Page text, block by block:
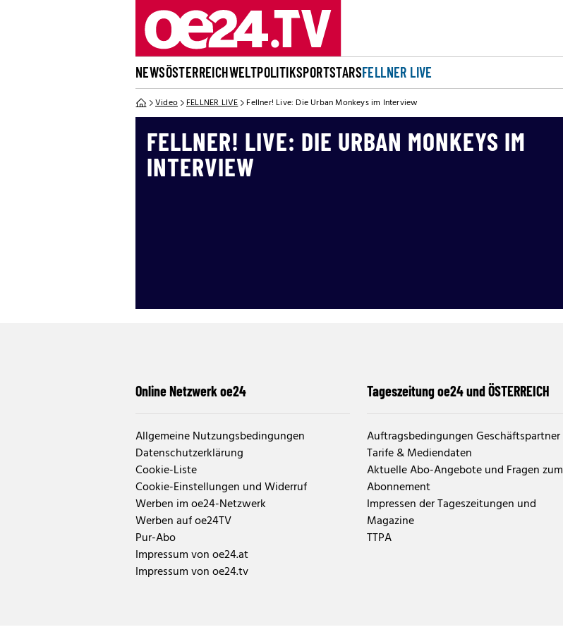
NEWSÖSTERREICHWELTPOLITIKSPORTSTARSFELLNER LIVE
Video FELLNER LIVE Fellner! Live: Die Urban Monkeys im Interview
FELLNER! LIVE: DIE URBAN MONKEYS IM
INTERVIEW
Online Netzwerk oe24
Allgemeine Nutzungsbedingungen
Datenschutzerklärung
Cookie-Liste
Cookie-Einstellungen und Widerruf
Werben im oe24-Netzwerk
Werben auf oe24TV
Pur-Abo
Impressum von oe24.at
Impressum von oe24.tv
Tageszeitung oe24 und ÖSTERREICH
Auftragsbedingungen Geschäftspartner
Tarife & Mediendaten
Aktuelle Abo-Angebote und Fragen zum
Abonnement
Impressen der Tageszeitungen und
Magazine
TTPA